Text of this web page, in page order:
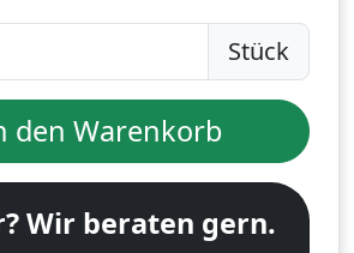
Stück
den Warenkorb
Wir beraten gern.